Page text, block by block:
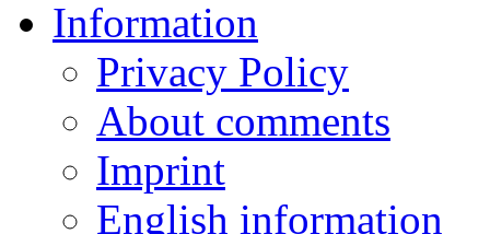
Information
Privacy Policy
About comments
Imprint
English information